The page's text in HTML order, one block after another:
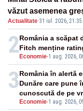
văzut asemenea
Actualitate·31 iul. 2026, 21:35
2 Economie-1 aug. 2026,
România a scăpat
Fitch menține
3
Economie-1 aug. 2026,
România în alertă
Dunăre care pune
cunoscută de pe